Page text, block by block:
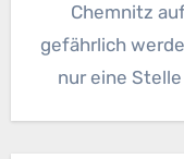
Chemnitz
gefährlich
nur eine